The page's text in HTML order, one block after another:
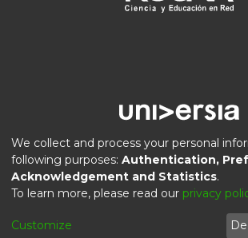
DSpace software copyright ©
settings
We collect and process your personal
following purposes: Authentication,
Acknowledgement and Statistics.
To learn more, please read our privacy
Customize